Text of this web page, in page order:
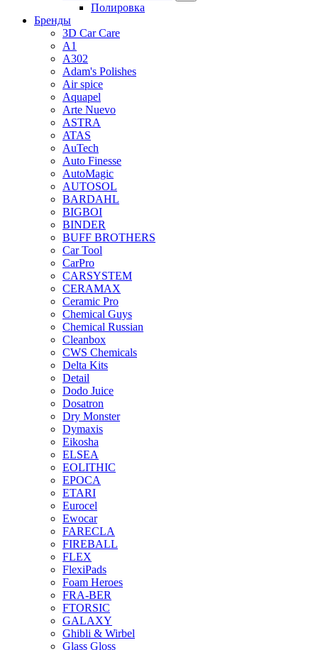
Полировка
Бренды
3D Car Care
A1
A302
Adam's Polishes
Air spice
Aquapel
Arte Nuevo
ASTRA
ATAS
AuTech
Auto Finesse
AutoMagic
AUTOSOL
BARDAHL
BIGBOI
BINDER
BUFF BROTHERS
Car Tool
CarPro
CARSYSTEM
CERAMAX
Ceramic Pro
Chemical Guys
Chemical Russian
Cleanbox
CWS Chemicals
Delta Kits
Detail
Dodo Juice
Dosatron
Dry Monster
Dymaxis
Eikosha
ELSEA
EOLITHIC
EPOCA
ETARI
Eurocel
Ewocar
FARECLA
FIREBALL
FLEX
FlexiPads
Foam Heroes
FRA-BER
FTORSIC
GALAXY
Ghibli & Wirbel
Glass Gloss